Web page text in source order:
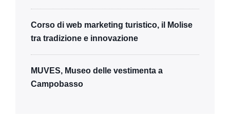
Corso di web marketing turistico, il Molise
tra tradizione e innovazione
MUVES, Museo delle vestimenta a
Campobasso